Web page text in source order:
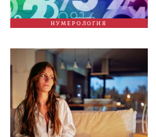
НУМЕРОЛОГИЯ